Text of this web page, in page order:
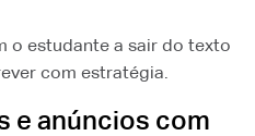
o estudante a sair do texto
com estratégia.
e anúncios com